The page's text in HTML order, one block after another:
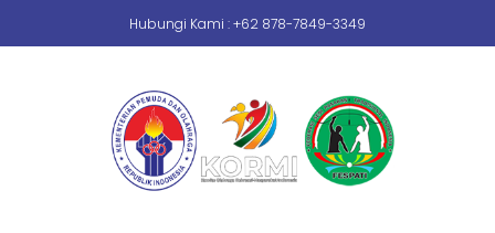
Hubungi Kami : +62 878-7849-3349